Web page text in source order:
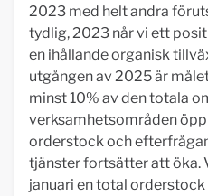
2023 med helt andra
tydlig, 2023 når vi ett
en ihållande organisk
utgången av 2025 är
minst 10% av den totala
verksamhetsområden
orderstock och
tjänster fortsätter att öka.
januari en total